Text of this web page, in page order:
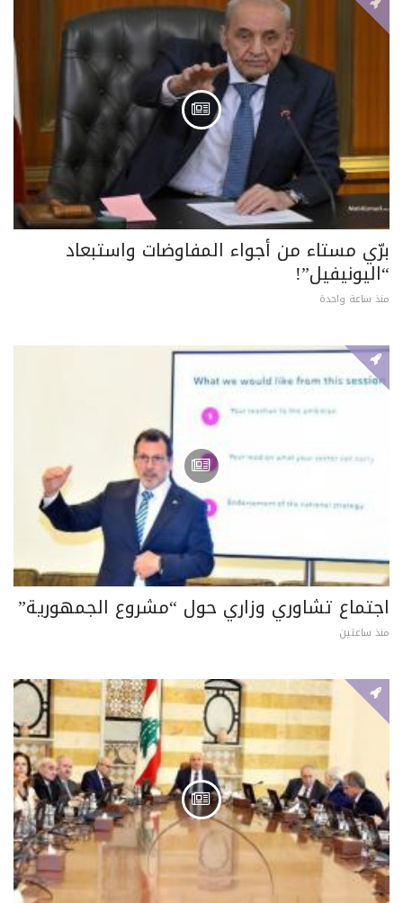
برّي مستاء من أجواء المفاوضات واستبعاد
“اليونيفيل”!
منذ ساعة واحدة
اجتماع تشاوري وزاري حول “مشروع الجمهورية”
منذ ساعتين